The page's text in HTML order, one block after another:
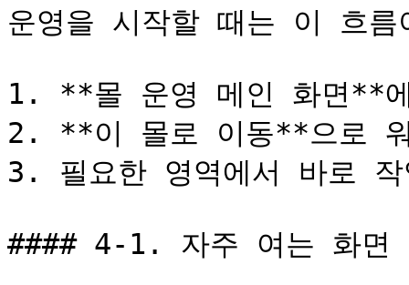
운영을 시작할 때는 이 흐
1. **몰 운영 메인 화면**
2. **이 몰로 이동**으로 워
3. 필요한 영역에서 바로 작
#### 4-1. 자주 여는 화면